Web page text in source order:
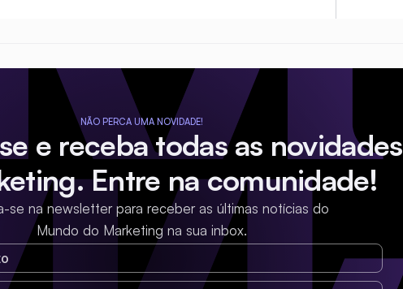
NÃO PERCA UMA NOVIDADE!
e receba todas as novidades
Entre na comunidade!
se na newsletter para receber as últimas notícias do
Mundo do Marketing na sua inbox.